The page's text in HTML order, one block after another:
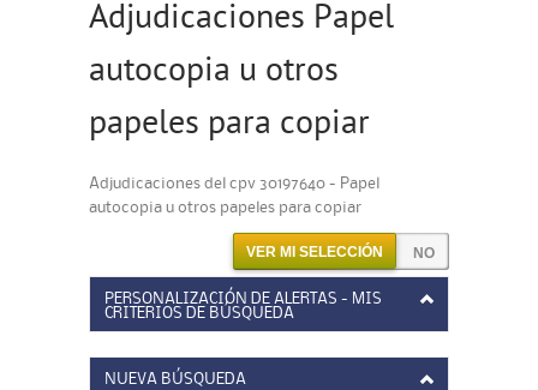
Adjudicaciones Papel
autocopia u otros
papeles para copiar
Adjudicaciones del cpv 30197640 - Papel
autocopia u otros papeles para copiar
VER MI SELECCIÓN
PERSONALIZACIÓN DE ALERTAS - MIS
CRITERIOS DE BÚSQUEDA
NUEVA BÚSQUEDA